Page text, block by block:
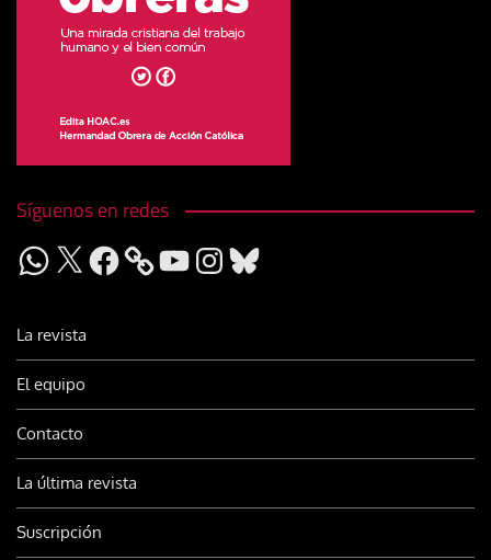
Síguenos en redes
WhatsApp
X Facebook YouTubeInstagram
Bluesky
La revista
El equipo
Contacto
La última revista
Suscripción